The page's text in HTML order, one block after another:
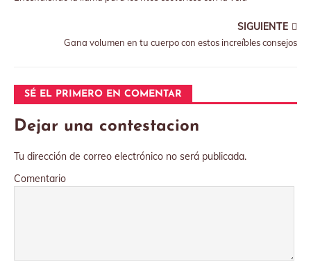
SIGUIENTE
Gana volumen en tu cuerpo con estos increíbles consejos
SÉ EL PRIMERO EN COMENTAR
Dejar una contestacion
Tu dirección de correo electrónico no será publicada.
Comentario